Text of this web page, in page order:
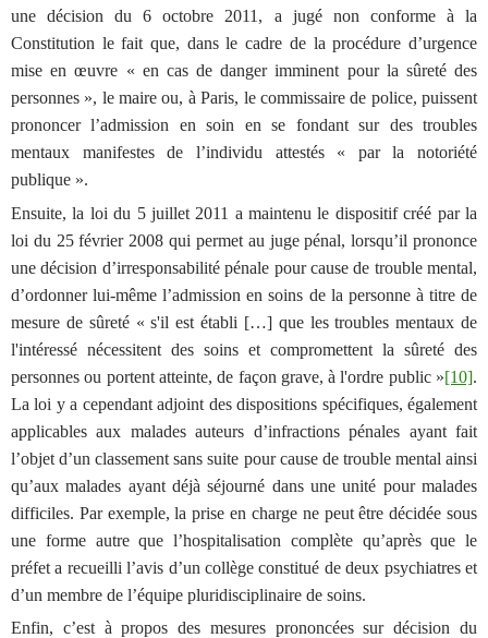
une décision du 6 octobre 2011, a jugé non conforme à la
Constitution le fait que, dans le cadre de la procédure d’urgence
mise en œuvre « en cas de danger imminent pour la sûreté des
personnes », le maire ou, à Paris, le commissaire de police, puissent
prononcer l’admission en soin en se fondant sur des troubles
mentaux manifestes de l’individu attestés « par la notoriété
publique ».
Ensuite, la loi du 5 juillet 2011 a maintenu le dispositif créé par la
loi du 25 février 2008 qui permet au juge pénal, lorsqu’il prononce
une décision d’irresponsabilité pénale pour cause de trouble mental,
d’ordonner lui-même l’admission en soins de la personne à titre de
mesure de sûreté «s'il est établi […] que les troubles mentaux de
l'intéressé nécessitent des soins et compromettent la sûreté des
personnes ou portent atteinte, de façon grave, à l'ordre public »[10].
La loi y a cependant adjoint des dispositions spécifiques, également
applicables aux malades auteurs d’infractions pénales ayant fait
l’objet d’un classement sans suite pour cause de trouble mental ainsi
qu’aux malades ayant déjà séjourné dans une unité pour malades
difficiles. Par exemple, la prise en charge ne peut être décidée sous
une forme autre que l’hospitalisation complète qu’après que le
préfet a recueilli l’avis d’un collège constitué de deux psychiatres et
d’un membre de l’équipe pluridisciplinaire de soins.
Enfin, c’est à propos des mesures prononcées sur décision du